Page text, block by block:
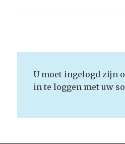
U moet ingelogd zijn
in te loggen met uw